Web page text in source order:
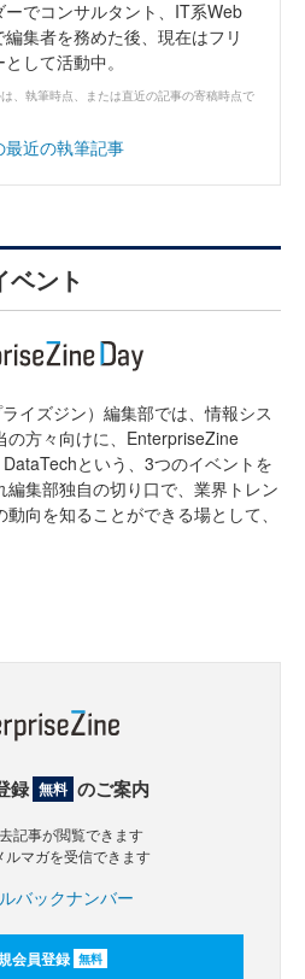
ーでコンサルタント、IT系Web
編集者を務めた後、現在はフリ
して活動中。
、執筆時点、または直近の記事の寄稿時点で
最近の執筆記事
ベント
イズジン）編集部では、情報シス
の方々向けに、EnterpriseZine
という、3つのイベントを
集部独自の切り口で、業界トレン
向を知ることができる場として、
録 無料 のご案内
記事が閲覧できます
ルマガを受信できます
バックナンバー
会員登録 無料